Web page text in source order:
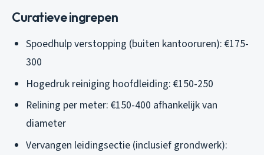
Curatieve ingrepen
Spoedhulp verstopping (buiten kantooruren): €175-
300
Hogedruk reiniging hoofdleiding: €150-250
Relining per meter: €150-400 afhankelijk van
diameter
Vervangen leidingsectie (inclusief grondwerk):